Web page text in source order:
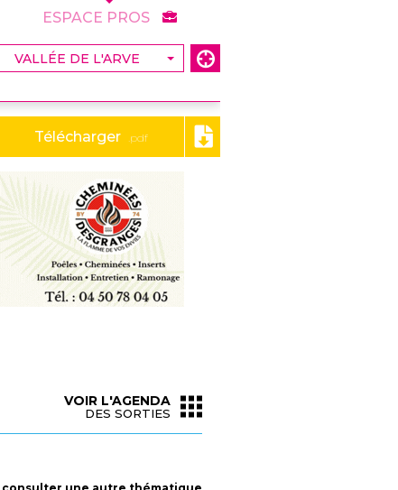
Télécharger .pdf
ESPACE PROS
VOIR L'AGENDA
DES SORTIES